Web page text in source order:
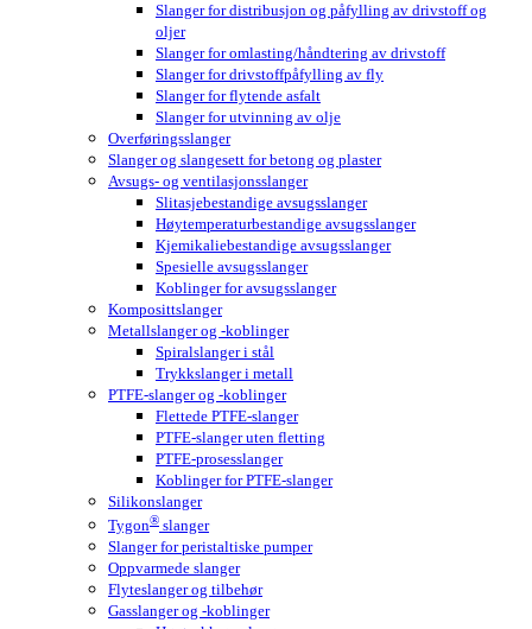
Slanger for distribusjon og påfylling av drivstoff og
oljer
Slanger for omlasting/håndtering av drivstoff
Slanger for drivstoffpåfylling av fly
Slanger for flytende asfalt
Slanger for utvinning av olje
Overføringsslanger
Slanger og slangesett for betong og plaster
Avsugs- og ventilasjonsslanger
Slitasjebestandige avsugsslanger
Høytemperaturbestandige avsugsslanger
Kjemikaliebestandige avsugsslanger
Spesielle avsugsslanger
Koblinger for avsugsslanger
Komposittslanger
Metallslanger og -koblinger
Spiralslanger i stål
Trykkslanger i metall
PTFE-slanger og -koblinger
Flettede PTFE-slanger
PTFE-slanger uten fletting
PTFE-prosesslanger
Koblinger for PTFE-slanger
Silikonslanger
Tygon® slanger
Slanger for peristaltiske pumper
Oppvarmede slanger
Flyteslanger og tilbehør
Gasslanger og -koblinger